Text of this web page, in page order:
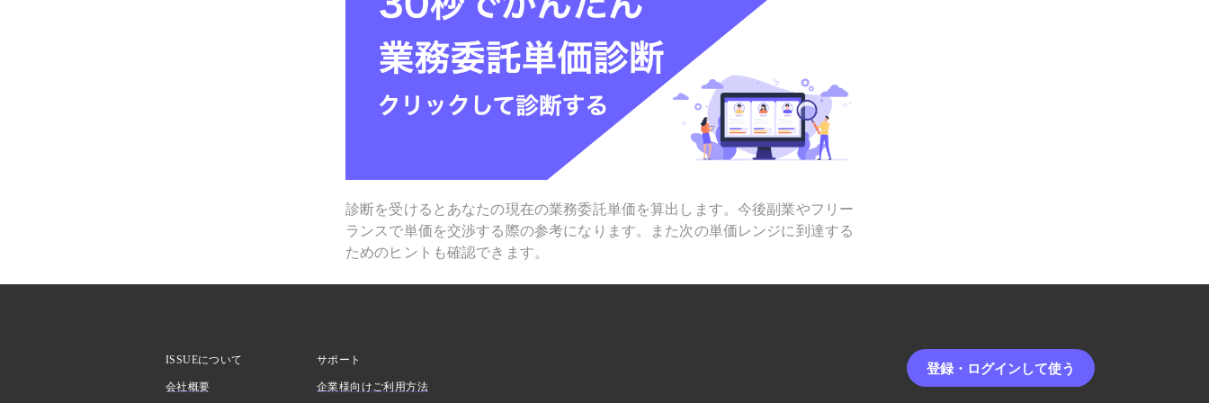
診断を受けるとあなたの現在の業務委託単価を算出します。今後副業やフリー
ランスで単価を交渉する際の参考になります。また次の単価レンジに到達する
ためのヒントも確認できます。
ISSUEについて
会社概要
サポート
企業様向けご利用方法
登録・ログインして使う